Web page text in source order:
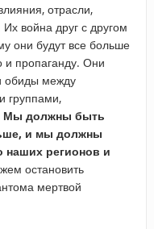
отрасли,
война друг с другом
они будут все больше
и пропаганду. Они
обиды между
группами,
Мы должны быть
и мы должны
наших регионов и
остановить
мертвой